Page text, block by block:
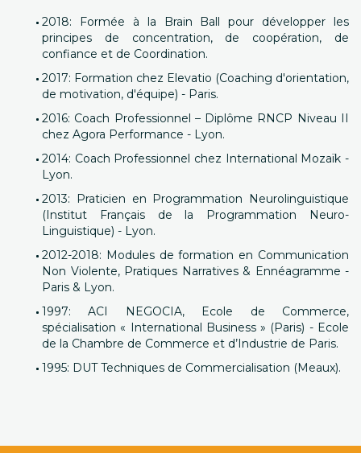
2018: Formée à la Brain Ball pour développer les
principes de concentration, de coopération, de
confiance et de Coordination.
2017: Formation chez Elevatio (Coaching d'orientation,
de motivation, d'équipe) - Paris.
2016: Coach Professionnel – Diplôme RNCP Niveau II
chez Agora Performance - Lyon.
2014: Coach Professionnel chez International Mozaïk -
Lyon.
2013: Praticien en Programmation Neurolinguistique
(Institut Français de la Programmation Neuro-
Linguistique) - Lyon.
2012-2018: Modules de formation en Communication
Non Violente, Pratiques Narratives & Ennéagramme -
Paris & Lyon.
1997: ACI NEGOCIA, Ecole de Commerce,
spécialisation « International Business » (Paris) - Ecole
de la Chambre de Commerce et d’Industrie de Paris.
1995: DUT Techniques de Commercialisation (Meaux).